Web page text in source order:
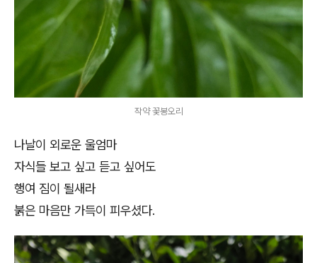
작약 꽃봉오리
나날이 외로운 울엄마
자식들 보고 싶고 듣고 싶어도
행여 짐이 될새라
붉은 마음만 가득이 피우셨다.